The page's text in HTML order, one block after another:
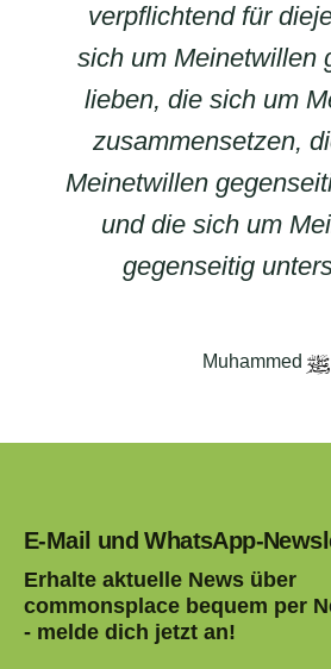
verpflichtend für
sich um Meinetwillen
lieben, die sich um
zusammensetzen,
Meinetwillen
und die sich um
gegenseitig
Muhammed
E-Mail und WhatsApp-
Erhalte aktuelle News über
commonsplace bequem per
- melde dich jetzt an!